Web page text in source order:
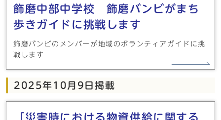
飾磨中部中学校 飾磨バンビがまち
歩きガイドに挑戦します
飾磨バンビのメンバーが地域のボランティアガイドに挑
戦します
2025年10月9日掲載
「災害時における物資供給に関する